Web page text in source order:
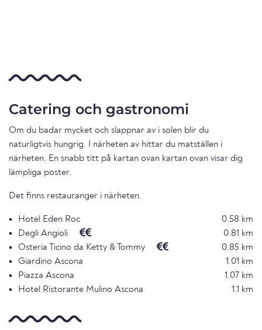
Catering och gastronomi
Om du badar mycket och slappnar av i solen blir du
naturligtvis hungrig. I närheten av hittar du matställen i
närheten. En snabb titt på kartan ovan kartan ovan visar dig
lämpliga poster.
Det finns restauranger i närheten.
Hotel Eden Roc
0.58 km
Degli Angioli
0.81 km
Osteria Ticino da Ketty & Tommy
0.85 km
Giardino Ascona
1.01 km
Piazza Ascona
1.07 km
Hotel Ristorante Mulino Ascona
1.1 km